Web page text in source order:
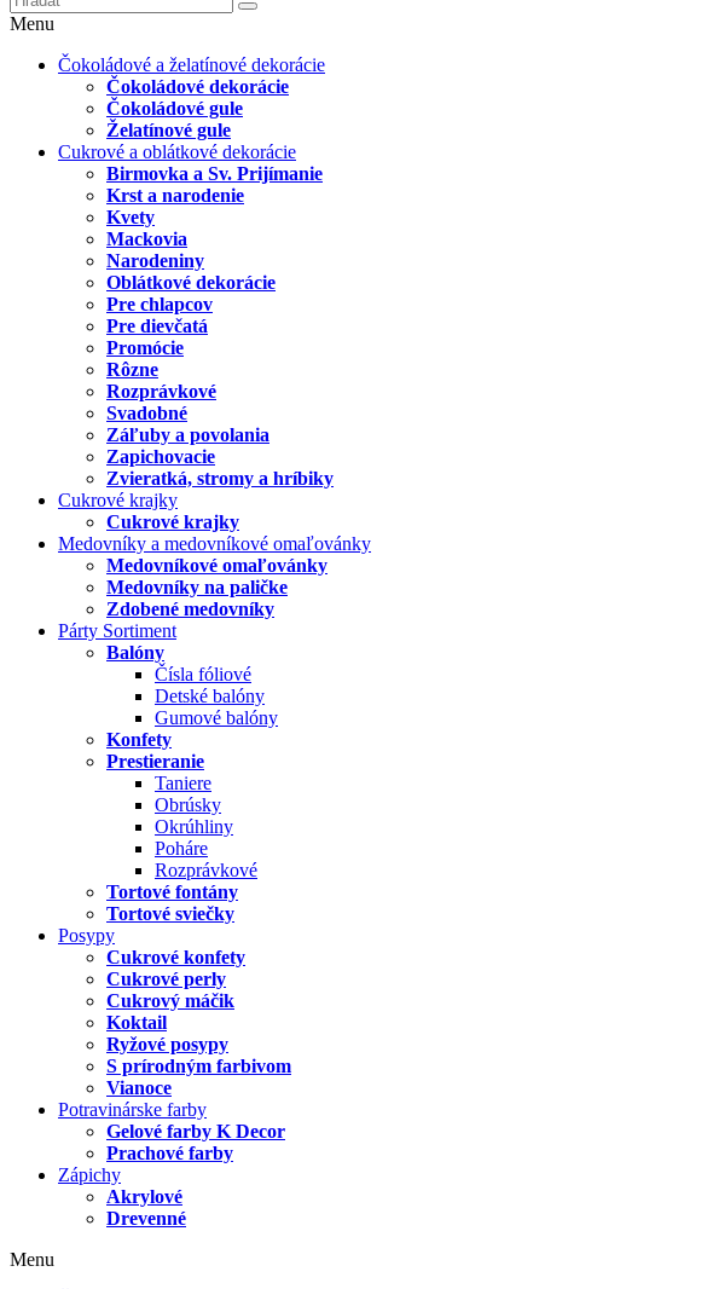
Menu
Čokoládové a želatínové dekorácie
Čokoládové dekorácie
Čokoládové gule
Želatínové gule
Cukrové a oblátkové dekorácie
Birmovka a Sv. Prijímanie
Krst a narodenie
Kvety
Mackovia
Narodeniny
Oblátkové dekorácie
Pre chlapcov
Pre dievčatá
Promócie
Rôzne
Rozprávkové
Svadobné
Záľuby a povolania
Zapichovacie
Zvieratká, stromy a hríbiky
Cukrové krajky
Cukrové krajky
Medovníky a medovníkové omaľovánky
Medovníkové omaľovánky
Medovníky na paličke
Zdobené medovníky
Párty Sortiment
Balóny
Čísla fóliové
Detské balóny
Gumové balóny
Konfety
Prestieranie
Taniere
Obrúsky
Okrúhliny
Poháre
Rozprávkové
Tortové fontány
Tortové sviečky
Posypy
Cukrové konfety
Cukrové perly
Cukrový máčik
Koktail
Ryžové posypy
S prírodným farbivom
Vianoce
Potravinárske farby
Gelové farby K Decor
Prachové farby
Zápichy
Akrylové
Drevenné
Menu